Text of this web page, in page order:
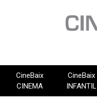
CineBaix
CINEMA
CineBaix
INFANTIL